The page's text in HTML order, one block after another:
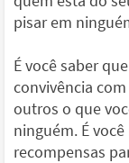
pisar em
É você saber
convivência com
outros o que
ninguém. É
recompensas